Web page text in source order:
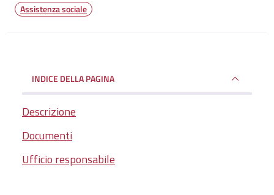
Assistenza sociale
INDICE DELLA PAGINA
Descrizione
Documenti
Ufficio responsabile